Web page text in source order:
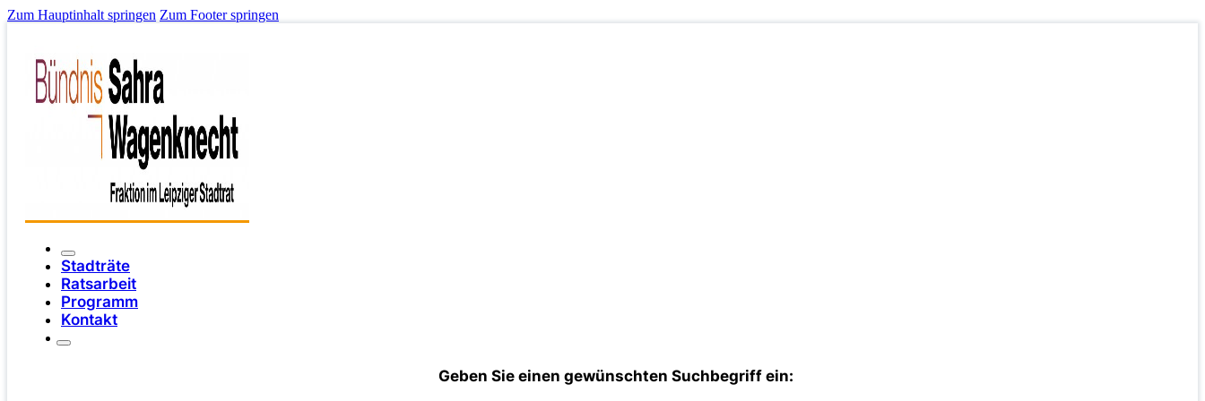
Zum Hauptinhalt springen Zum Footer springen
Stadträte
Ratsarbeit
Programm
Kontakt
Geben Sie einen gewünschten Suchbegriff ein: